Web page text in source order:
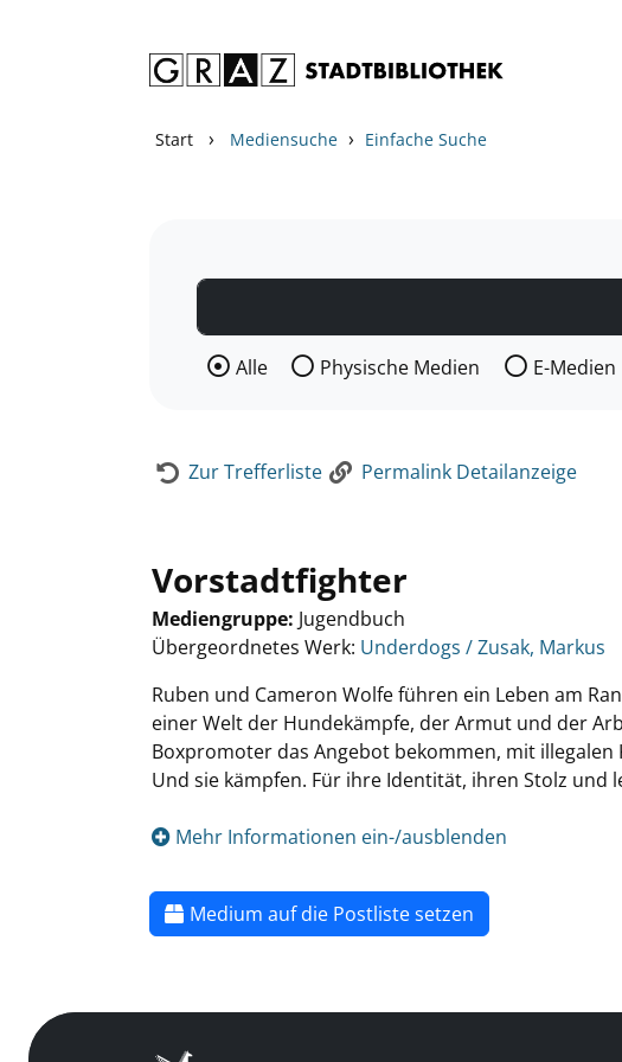
Start › Mediensuche › Einfache Suche
Wählen Sie die Medienart nach der Sie suchen
Alle Physische Medien E-Medien
Zur Trefferliste Permalink Detailanzeige
Vorstadtfighter
Mediengruppe: Jugendbuch
Übergeordnetes Werk: Underdogs / Zusak, Markus
Ruben und Cameron Wolfe führen ein Leben am
einer Welt der Hundekämpfe, der Armut und der
Boxpromoter das Angebot bekommen, mit
Und sie kämpfen. Für ihre Identität, ihren Stolz und
Mehr Informationen ein-/ausblenden
Medium auf die Postliste setzen